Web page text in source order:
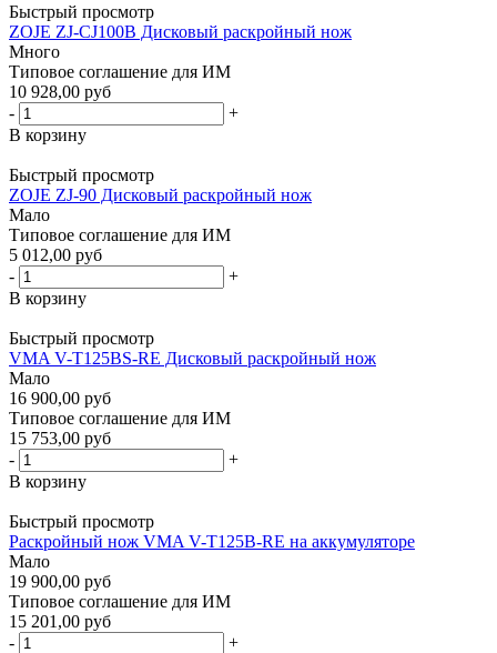
Быстрый просмотр
ZOJE ZJ-CJ100B Дисковый раскройный нож
Много
Типовое соглашение для ИМ
10 928,00 руб
-
+
В корзину
Быстрый просмотр
ZOJE ZJ-90 Дисковый раскройный нож
Мало
Типовое соглашение для ИМ
5 012,00 руб
-
+
В корзину
Быстрый просмотр
VMA V-T125BS-RE Дисковый раскройный нож
Мало
16 900,00 руб
Типовое соглашение для ИМ
15 753,00 руб
-
+
В корзину
Быстрый просмотр
Раскройный нож VMA V-T125B-RE на аккумуляторе
Мало
19 900,00 руб
Типовое соглашение для ИМ
15 201,00 руб
-
+